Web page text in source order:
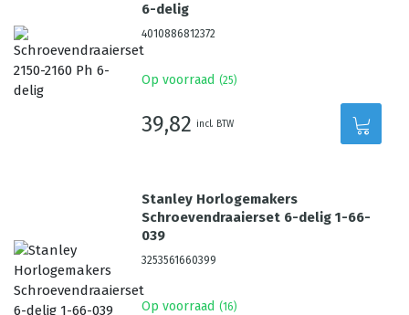
6-delig
4010886812372
Op voorraad (25)
39,82 incl. BTW
Stanley Horlogemakers
Schroevendraaierset 6-delig 1-66-
039
3253561660399
Op voorraad (16)